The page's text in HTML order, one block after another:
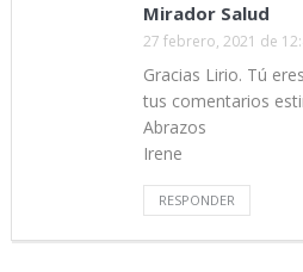
Mirador Salud
27 febrero, 2021 de
Gracias Lirio. Tú
tus comentarios
Abrazos
Irene
RESPONDER